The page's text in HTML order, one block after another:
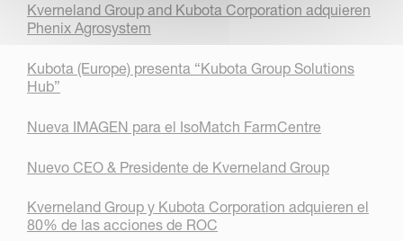
Kverneland Group and Kubota Corporation adquieren
Phenix Agrosystem
Kubota (Europe) presenta “Kubota Group Solutions
Hub”
Nueva IMAGEN para el IsoMatch FarmCentre
Nuevo CEO & Presidente de Kverneland Group
Kverneland Group y Kubota Corporation adquieren el
80% de las acciones de ROC